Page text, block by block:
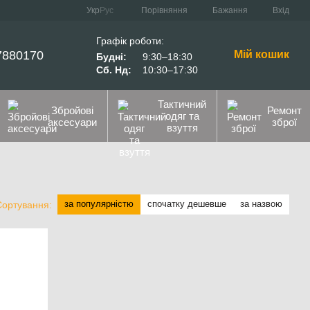
Укр Рус Порівняння Бажання Вхід
Графік роботи:
Будні:
9:30–18:30
Сб. Нд:
10:30–17:30
Мій кошик
Збройові
аксесуари
Тактичний
одяг та
взуття
Ремонт
зброї
за популярністю спочатку дешевше за назвою